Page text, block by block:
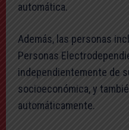
automática.
Además, las personas
Personas
independientemente de
socioeconómica, y
automáticamente.